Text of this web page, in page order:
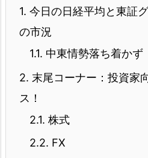
1. 今日の日経平均と東証
の市況
1.1. 中東情勢落ち着かず
2. 末尾コーナー：投資家
ス！
2.1. 株式
2.2. FX